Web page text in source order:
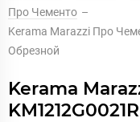
Про Чементо –
Kerama Marazzi Про
Обрезной
Kerama